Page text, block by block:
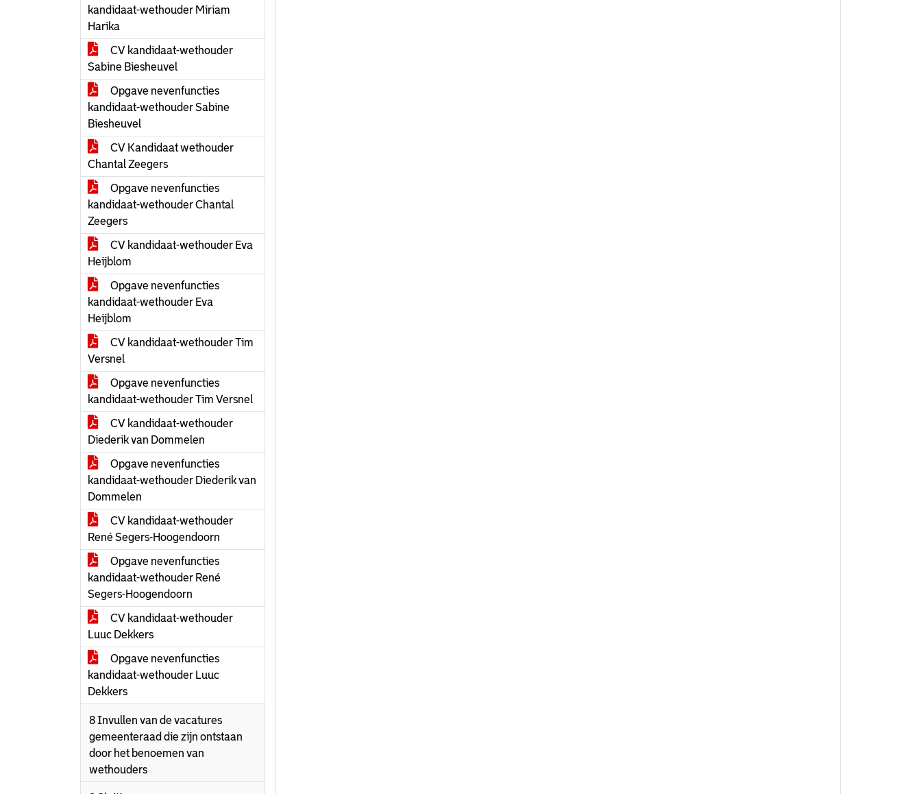
kandidaat-wethouder Miriam
Harika
CV kandidaat-wethouder
Sabine Biesheuvel
Opgave nevenfuncties
kandidaat-wethouder Sabine
Biesheuvel
CV Kandidaat wethouder
Chantal Zeegers
Opgave nevenfuncties
kandidaat-wethouder Chantal
Zeegers
CV kandidaat-wethouder Eva
Heijblom
Opgave nevenfuncties
kandidaat-wethouder Eva
Heijblom
CV kandidaat-wethouder Tim
Versnel
Opgave nevenfuncties
kandidaat-wethouder Tim Versnel
CV kandidaat-wethouder
Diederik van Dommelen
Opgave nevenfuncties
kandidaat-wethouder Diederik van
Dommelen
CV kandidaat-wethouder
René Segers-Hoogendoorn
Opgave nevenfuncties
kandidaat-wethouder René
Segers-Hoogendoorn
CV kandidaat-wethouder
Luuc Dekkers
Opgave nevenfuncties
kandidaat-wethouder Luuc
Dekkers
8 Invullen van de vacatures
gemeenteraad die zijn ontstaan
door het benoemen van
wethouders